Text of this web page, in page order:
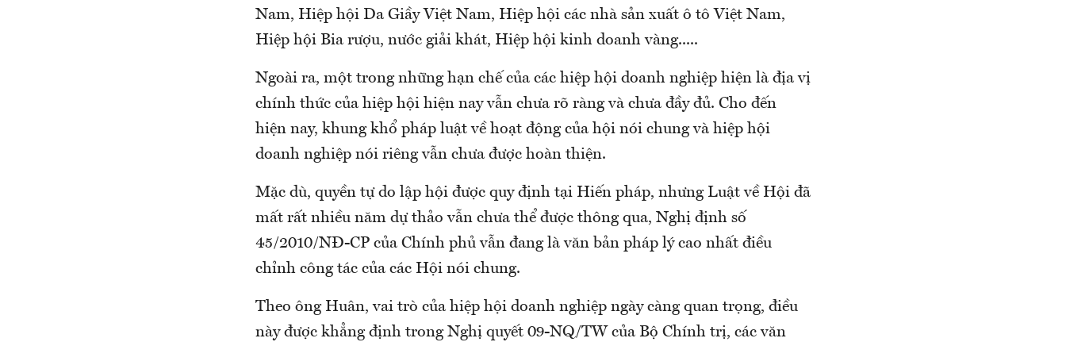
Nam, Hiệp hội Da Giầy Việt Nam, Hiệp hội các nhà sản xuất ô tô Việt Nam,
Hiệp hội Bia rượu, nước giải khát, Hiệp hội kinh doanh vàng.....
Ngoài ra, một trong những hạn chế của các hiệp hội doanh nghiệp hiện là địa vị
chính thức của hiệp hội hiện nay vẫn chưa rõ ràng và chưa đầy đủ. Cho đến
hiện nay, khung khổ pháp luật về hoạt động của hội nói chung và hiệp hội
doanh nghiệp nói riêng vẫn chưa được hoàn thiện.
Mặc dù, quyền tự do lập hội được quy định tại Hiến pháp, nhưng Luật về Hội đã
mất rất nhiều năm dự thảo vẫn chưa thể được thông qua, Nghị định số
45/2010/NĐ-CP của Chính phủ vẫn đang là văn bản pháp lý cao nhất điều
chỉnh công tác của các Hội nói chung.
Theo ông Huân, vai trò của hiệp hội doanh nghiệp ngày càng quan trọng, điều
này được khẳng định trong Nghị quyết 09-NQ/TW của Bộ Chính trị, các văn